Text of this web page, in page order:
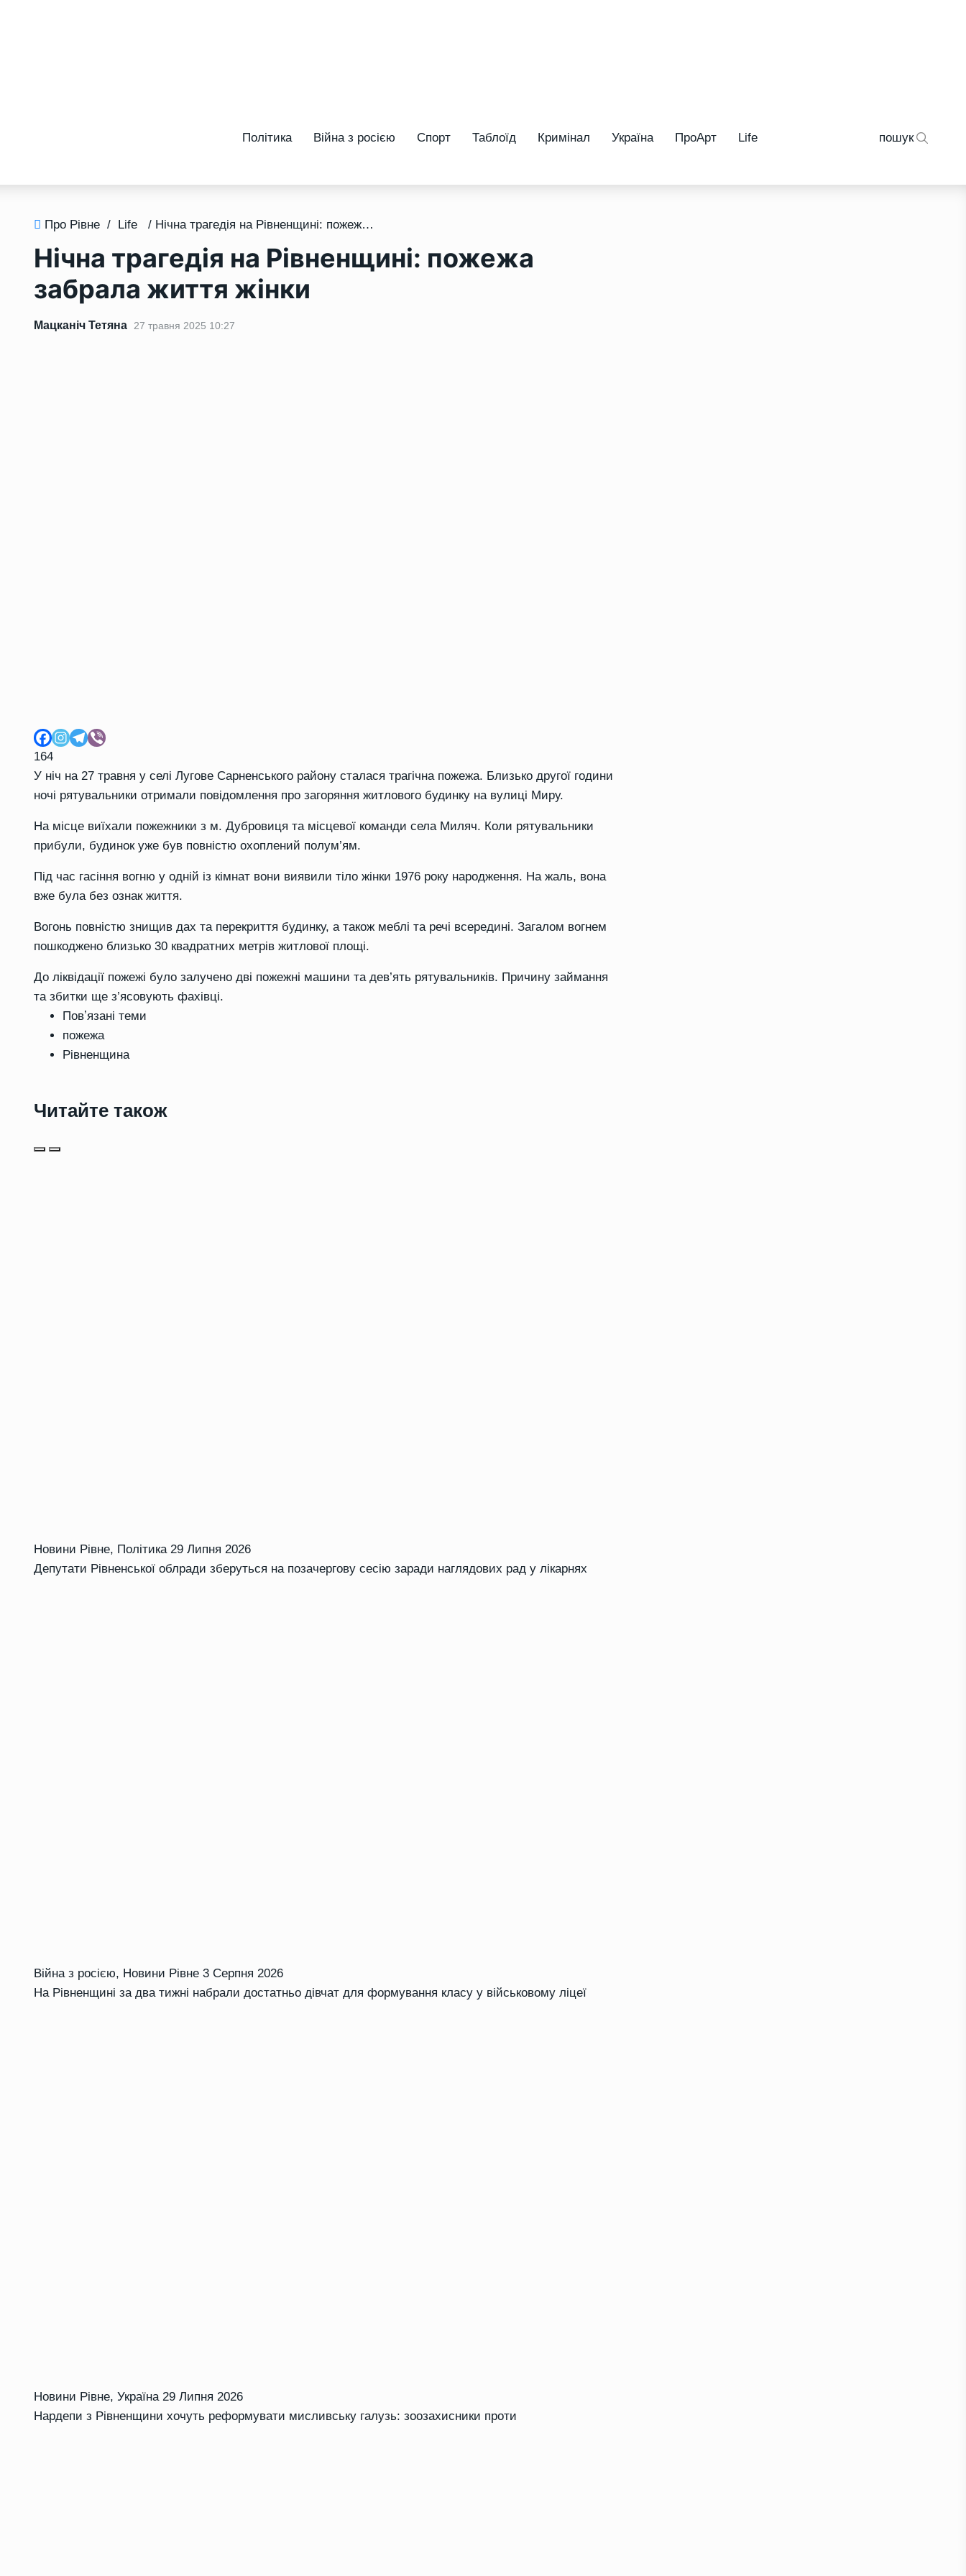
Політика Війна з росією Спорт Таблоїд Кримінал Україна ПроАрт Life пошук
Про Рівне / Life / Нічна трагедія на Рівненщині: пожежа забрала життя жінки
Нічна трагедія на Рівненщині: пожежа
забрала життя жінки
Мацканіч Тетяна 27 травня 2025 10:27
164
У ніч на 27 травня у селі Лугове Сарненського району сталася трагічна пожежа. Близько другої години
ночі рятувальники отримали повідомлення про загоряння житлового будинку на вулиці Миру.
На місце виїхали пожежники з м. Дубровиця та місцевої команди села Миляч. Коли рятувальники
прибули, будинок уже був повністю охоплений полум’ям.
Під час гасіння вогню у одній із кімнат вони виявили тіло жінки 1976 року народження. На жаль, вона
вже була без ознак життя.
Вогонь повністю знищив дах та перекриття будинку, а також меблі та речі всередині. Загалом вогнем
пошкоджено близько 30 квадратних метрів житлової площі.
До ліквідації пожежі було залучено дві пожежні машини та дев’ять рятувальників. Причину займання
та збитки ще з’ясовують фахівці.
Повʼязані теми
пожежа
Рівненщина
Читайте також
Новини Рівне, Політика 29 Липня 2026
Депутати Рівненської облради зберуться на позачергову сесію заради наглядових рад у лікарнях
Війна з росією, Новини Рівне 3 Серпня 2026
На Рівненщині за два тижні набрали достатньо дівчат для формування класу у військовому ліцеї
Новини Рівне, Україна 29 Липня 2026
Нардепи з Рівненщини хочуть реформувати мисливську галузь: зоозахисники проти